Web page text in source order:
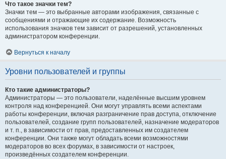
Что такое значки тем?
Значки тем — это выбранные авторами изображения, связанные с
сообщениями и отражающие их содержание. Возможность
использования значков тем зависит от разрешений, установленных
администратором конференции.
Вернуться к началу
Уровни пользователей и группы
Кто такие администраторы?
Администраторы — это пользователи, наделённые высшим уровнем
контроля над конференцией. Они могут управлять всеми аспектами
работы конференции, включая разграничение прав доступа, отключение
пользователей, создание групп пользователей, назначение модераторов
и т. п., в зависимости от прав, предоставленных им создателем
конференции. Они также могут обладать всеми возможностями
модераторов во всех форумах, в зависимости от настроек,
произведённых создателем конференции.